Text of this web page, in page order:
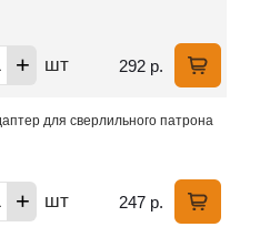
+ шт 292 р.
для сверлильного патрона
+ шт 247 р.